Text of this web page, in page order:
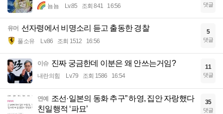
뇸뇸 Lv.85 조회 841 16:56 댓글
유머 선자령에서 비명소리 듣고 출동한 경찰
풀소유 Lv.86 조회 1512 16:56
5
댓글
이슈 진짜 궁금한데 이분은 왜 안쓰는거임?
내란의힘 Lv.79 조회 1586 16:54
11
댓글
연예
조선·일본의 동화 추구” 하영, 집안 자랑했다
친일행적 ‘파묘’
35
댓글